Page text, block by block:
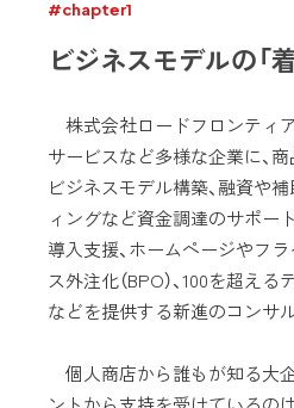
#chapter1
ビジネスモデルの「
株式会社ロードフロンティア
サービスなど多様な企業に、
ビジネスモデル構築、融資や
ィングなど資金調達のサポー
導入支援、ホームページやフ
ス外注化（BPO）、100を超え
などを提供する新進のコンサ
個人商店から誰もが知る大